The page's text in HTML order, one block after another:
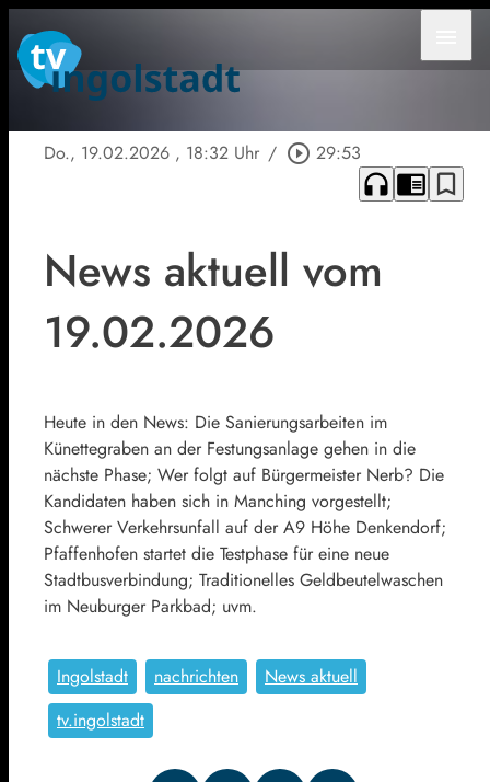
Do., 19.02.2026 , 18:32 Uhr / play_circle_outline 29:53
headphones chrome_reader_mode bookmark_border
News aktuell vom
19.02.2026
Heute in den News: Die Sanierungsarbeiten im
Künettegraben an der Festungsanlage gehen in die
nächste Phase; Wer folgt auf Bürgermeister Nerb? Die
Kandidaten haben sich in Manching vorgestellt;
Schwerer Verkehrsunfall auf der A9 Höhe Denkendorf;
Pfaffenhofen startet die Testphase für eine neue
Stadtbusverbindung; Traditionelles Geldbeutelwaschen
im Neuburger Parkbad; uvm.
Ingolstadt nachrichten
News aktuell
tv.ingolstadt